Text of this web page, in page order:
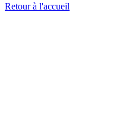
Retour à l'accueil